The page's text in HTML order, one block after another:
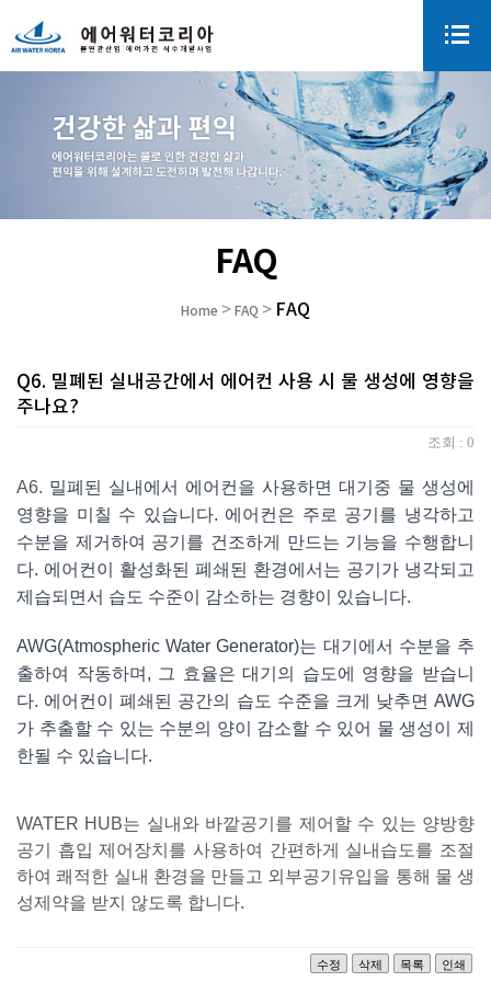
FAQ
Home > FAQ > FAQ
Q6. 밀폐된 실내공간에서 에어컨 사용 시 물 생성에 영향을
주나요?
조회 : 0
A6. 밀폐된 실내에서 에어컨을 사용하면 대기중 물 생성에
영향을 미칠 수 있습니다. 에어컨은 주로 공기를 냉각하고
수분을 제거하여 공기를 건조하게 만드는 기능을 수행합니
다. 에어컨이 활성화된 폐쇄된 환경에서는 공기가 냉각되고
제습되면서 습도 수준이 감소하는 경향이 있습니다.
AWG(Atmospheric Water Generator)는 대기에서 수분을 추
출하여 작동하며, 그 효율은 대기의 습도에 영향을 받습니
다. 에어컨이 폐쇄된 공간의 습도 수준을 크게 낮추면 AWG
가 추출할 수 있는 수분의 양이 감소할 수 있어 물 생성이 제
한될 수 있습니다.
WATER HUB는 실내와 바깥공기를 제어할 수 있는 양방향
공기 흡입 제어장치를 사용하여 간편하게 실내습도를 조절
하여 쾌적한 실내 환경을 만들고 외부공기유입을 통해 물 생
성제약을 받지 않도록 합니다.
수정 삭제 목록 인쇄